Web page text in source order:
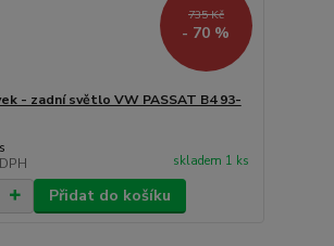
735 Kč
- 70 %
- zadní světlo VW PASSAT B4 93-
skladem 1 ks
Přidat do košíku